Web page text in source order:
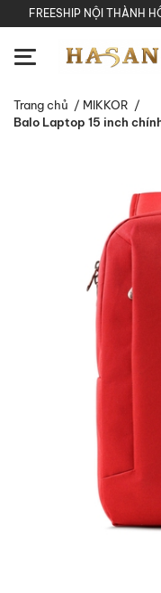
FREESHIP NỘI THÀNH
Trang chủ / MIKKOR /
Balo Laptop 15 inch